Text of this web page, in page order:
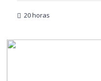
20 horas